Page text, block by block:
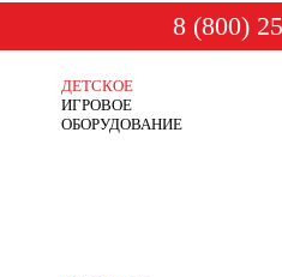
8 (800)
ДЕТСКОЕ
ИГРОВОЕ
ОБОРУДОВАНИЕ